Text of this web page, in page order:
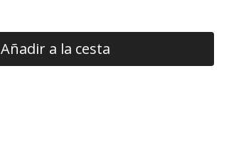
Añadir a la cesta